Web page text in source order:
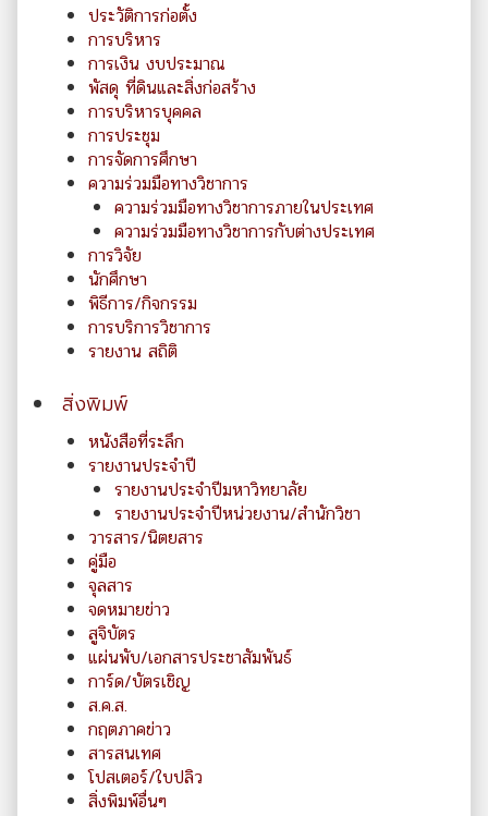
ประวัติการก่อตั้ง
การบริหาร
การเงิน งบประมาณ
พัสดุ ที่ดินและสิ่งก่อสร้าง
การบริหารบุคคล
การประชุม
การจัดการศึกษา
ความร่วมมือทางวิชาการ
ความร่วมมือทางวิชาการภายในประเทศ
ความร่วมมือทางวิชาการกับต่างประเทศ
การวิจัย
นักศึกษา
พิธีการ/กิจกรรม
การบริการวิชาการ
รายงาน สถิติ
สิ่งพิมพ์
หนังสือที่ระลึก
รายงานประจำปี
รายงานประจำปีมหาวิทยาลัย
รายงานประจำปีหน่วยงาน/สำนักวิชา
วารสาร/นิตยสาร
คู่มือ
จุลสาร
จดหมายข่าว
สูจิบัตร
แผ่นพับ/เอกสารประชาสัมพันธ์
การ์ด/บัตรเชิญ
ส.ค.ส.
กฤตภาคข่าว
สารสนเทศ
โปสเตอร์/ใบปลิว
สิ่งพิมพ์อื่นๆ